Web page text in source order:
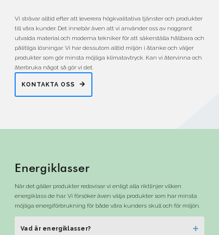
Vi strävar alltid efter att leverera högkvalitativa tjänster och produkter
till våra kunder. Det innebär även att vi använder oss av noggrant
utvalda material och moderna tekniker för att säkerställa hållbara och
pålitliga lösningar. Vi har dessutom alltid miljön i åtanke och väljer
produkter som gör minsta möjliga klimatavtryck. Kan vi återvinna och
återbruka något så gör vi det.
KONTAKTA OSS
Energiklasser
När det gäller produkter redovisar vi enligt alla riktlinjer vilken
energiklass de har. Vi försöker även välja produkter som har minsta
möjliga energiförbrukning för både våra kunders skull och för miljön.
Vad är energiklasser?